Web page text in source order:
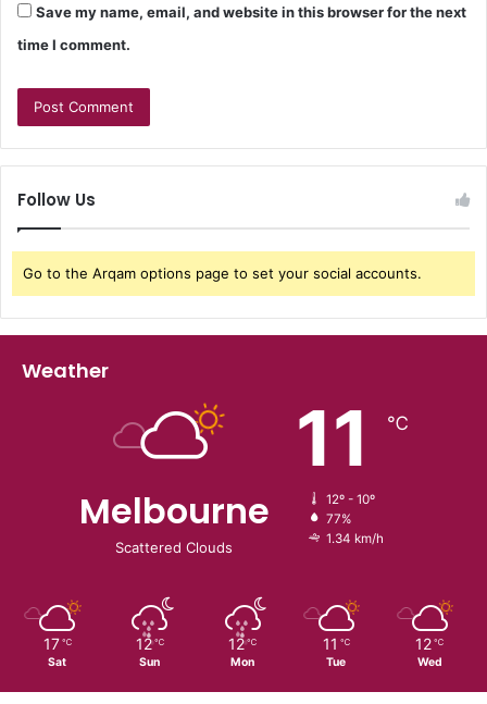
Save my name, email, and website in this browser for the next
time I comment.
Follow Us
Go to the Arqam options page to set your social accounts.
Weather
Melbourne
Scattered Clouds
11 ℃
12º - 10º
77%
1.34 km/h
17 ℃
Sat
12 ℃
Sun
12 ℃
Mon
11 ℃
Tue
12 ℃
Wed